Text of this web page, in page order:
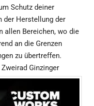
Schutz deiner
der Herstellung der
allen Bereichen, wo die
an die Grenzen
zu übertreffen.
Ginzinger